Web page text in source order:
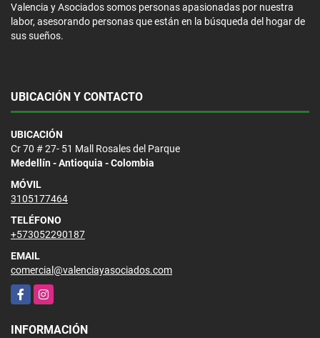
Valencia y Asociados somos personas apasionadas por nuestra
labor, asesorando personas que están en la búsqueda del hogar de
sus sueños.
UBICACIÓN Y CONTACTO
UBICACIÓN
Cr 70 # 27- 51 Mall Rosales del Parque
Medellín - Antioquia - Colombia
MÓVIL
3105177464
TELÉFONO
+573052290187
EMAIL
comercial@valenciayasociados.com
FacebookInstagram
INFORMACIÓN